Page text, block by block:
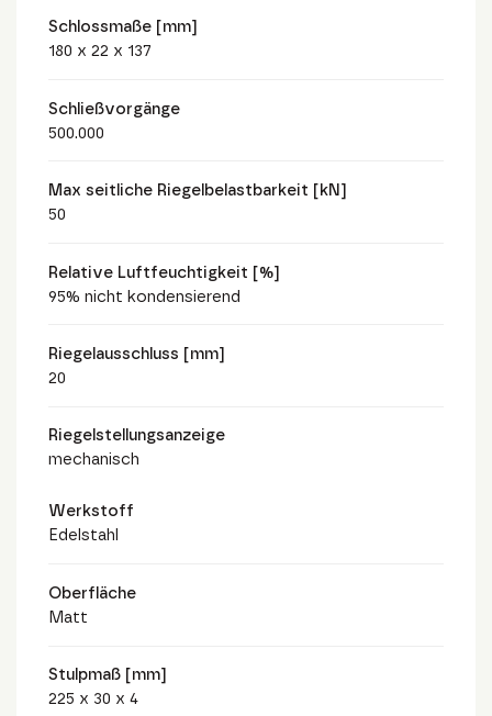
Schlossmaße [mm]
180 x 22 x 137
Schließvorgänge
500.000
Max seitliche Riegelbelastbarkeit [kN]
50
Relative Luftfeuchtigkeit [%]
95% nicht kondensierend
Riegelausschluss [mm]
20
Riegelstellungsanzeige
mechanisch
Werkstoff
Edelstahl
Oberfläche
Matt
Stulpmaß [mm]
225 x 30 x 4